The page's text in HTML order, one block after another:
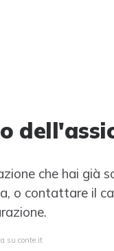
che hai già
o contattare il
su conte.it